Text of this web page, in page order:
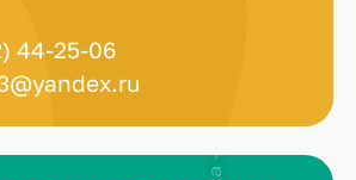
44-25-06